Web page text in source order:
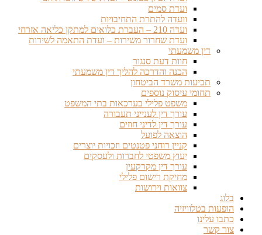
ועדת סמים
וועדה להתרת התחיבויות
ועדה 210 – העברת כלואים למתקן כליאה אזרחי
ועדת שחרור משירות – ועדת התאמה לשירות
דין משמעתי
חוות דעת סנגור
הכנה והדרכה להליך דין משמעתי
תביעות משרד הביטחון
תחומי עיסוק נוספים
משפט פלילי בערכאות בתי המשפט
עורך דין לענייני תעבורה
עורך דין לדיני חוזים
הוצאה לפועל
קניין רוחני פטנטים וזכויות יוצרים
יעוץ משפטי לחברות ולעסקים
עורך דין מקרקעין
מחיקת רישום פלילי
צוואות וירושות
בלוג
הופעות בטלוויזיה
כתבו עלינו
צור קשר